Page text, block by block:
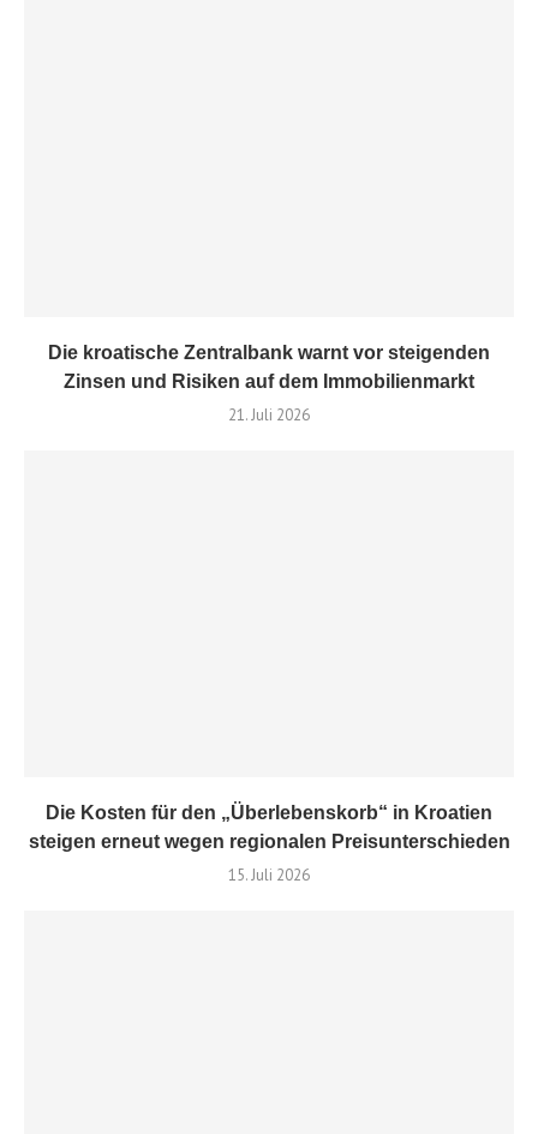
Die kroatische Zentralbank warnt vor steigenden
Zinsen und Risiken auf dem Immobilienmarkt
21. Juli 2026
Die Kosten für den „Überlebenskorb“ in Kroatien
steigen erneut wegen regionalen Preisunterschieden
15. Juli 2026